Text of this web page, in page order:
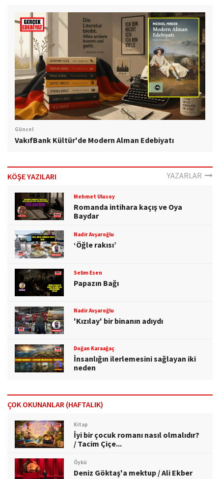
Güncel
VakıfBank Kültür'de Modern Alman Edebiyatı
KÖŞE YAZILARI YAZARLAR
Mehmet Ulusoy
Romanda intihara kaçış ve Oya
Baydar
Nadir Avşaroğlu
‘Öğle rakısı’
Selim Esen
Papazın Bağı
Nadir Avşaroğlu
'Kızılay' bir binanın adıydı
Doğan Karaağaç
İnsanlığın ilerlemesini sağlayan iki
neden
ÇOK OKUNANLAR (HAFTALIK)
Kitap
İyi bir çocuk romanı nasıl olmalıdır?
/ Tacim Çiçe...
Öykü
Deniz Göktaş'a mektup / Ali Ekber